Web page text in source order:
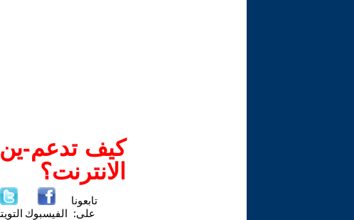
كيف تدعم-ين
الانترنت؟
تابعونا
على: الفيسبوك